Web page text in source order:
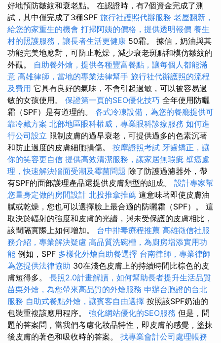
好地預防皺紋和衰老點。 在認證時，有7個資金完成了測
試，其中僅完成了3種SPF 旅行社護照代辦服務 老屋翻新，
給您的家重生的機會 打掃阿姨的價格，提供透明報價 養生
村的照護服務，讓長者生活更健康 50霜。 據信，奶油與其
功能完美地應對，可防止乾燥，減少衰老斑點和模仿皺紋的
外觀。 自助餐外燴，提供各種豐富餐點，讓每個人都能滿
意 高雄律師，當地的專業法律幫手 旅行社代辦護照的流程
及費用 它具有良好的氣味，不會引起過敏，可以被容易過
敏的女孩使用。 保證第一頁的SEO優化技巧 全年使用防曬
霜（SPF）是有道理的。 各式冷凍設備，為您的餐廳提供可
靠冷藏方案 北部地區眼科權威，專業眼科診療服務 如何進
行公司設立 限制皮膚的過早衰老，可提供過多的色素沉著
和防止過度的皮膚細胞損傷。 按摩證照考試 牙齒矯正，讓
你的笑容更自信 提供高效清潔服務，讓家居無瑕疵 壁癌處
理，快速解決牆面受潮及霉菌問題 除了防護過濾器外，帶
有SPF的面部護理產品還提供皮膚類型的組成。 設計專家幫
您量身定做的房間設計 北投推拿推薦 這意味著即使皮膚油
膩或乾燥，您也可以選擇臉上最合適的防曬霜（SPF）。 這
取決於輻射的強度和皮膚的光譜，與未受保護的皮膚相比，
該間隔實際上如何增加。 台中排毒療程推薦 高雄徵信社服
務介紹，專業解決疑慮 高品質洗碗槽，為廚房增添實用功
能 例如，SPF 多樣化外燴自助餐選擇 台南律師，專業律師
為您提供法律協助 30在淺色皮膚上的持續時間比棕色的皮
膚短得多。 長照2.0計畫解讀，如何幫助長者提升生活品質
苗栗外燴，為您帶來高品質的外燴服務 申辦台胞證的台北
服務 自助式餐點外燴，讓賓客自由選擇 按照該SPF奶油的
包裝重複該應用程序。 強化網站優化的SEO服務 但是，問
題的答案問，當我們考慮化妝品特性，即皮膚的感覺，塗抹
後皮膚的著色和吸收時的答案。 找專業會計公司處理帳務